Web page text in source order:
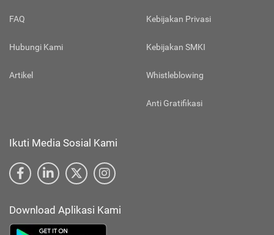
FAQ
Hubungi Kami
Artikel
Kebijakan Privasi
Kebijakan SMKI
Whistleblowing
Anti Gratifikasi
Ikuti Media Sosial Kami
Download Aplikasi Kami